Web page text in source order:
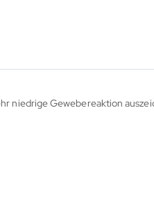
niedrige Gewebereaktion